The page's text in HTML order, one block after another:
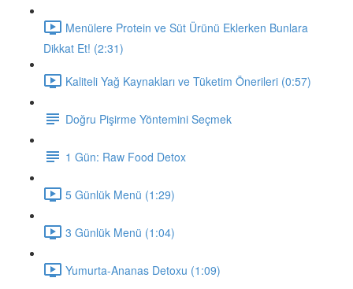
Menülere Protein ve Süt Ürünü Eklerken Bunlara
Dikkat Et! (2:31)
Kaliteli Yağ Kaynakları ve Tüketim Önerileri (0:57)
Doğru Pişirme Yöntemini Seçmek
1 Gün: Raw Food Detox
5 Günlük Menü (1:29)
3 Günlük Menü (1:04)
Yumurta-Ananas Detoxu (1:09)